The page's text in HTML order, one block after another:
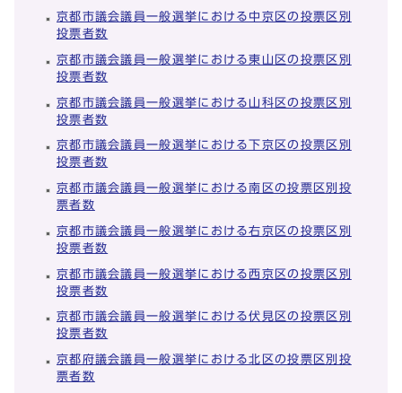
京都市議会議員一般選挙における中京区の投票区別
投票者数
京都市議会議員一般選挙における東山区の投票区別
投票者数
京都市議会議員一般選挙における山科区の投票区別
投票者数
京都市議会議員一般選挙における下京区の投票区別
投票者数
京都市議会議員一般選挙における南区の投票区別投
票者数
京都市議会議員一般選挙における右京区の投票区別
投票者数
京都市議会議員一般選挙における西京区の投票区別
投票者数
京都市議会議員一般選挙における伏見区の投票区別
投票者数
京都府議会議員一般選挙における北区の投票区別投
票者数